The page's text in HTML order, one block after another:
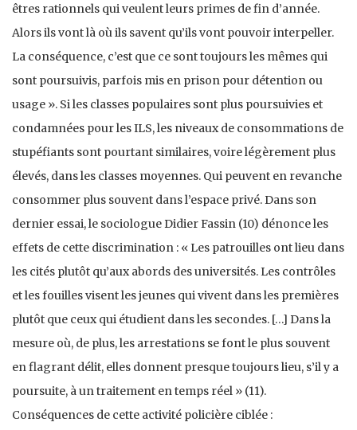
êtres rationnels qui veulent leurs primes de fin d’année.
Alors ils vont là où ils savent qu’ils vont pouvoir interpeller.
La conséquence, c’est que ce sont toujours les mêmes qui
sont poursuivis, parfois mis en prison pour détention ou
usage ». Si les classes populaires sont plus poursuivies et
condamnées pour les ILS, les niveaux de consommations de
stupéfiants sont pourtant similaires, voire légèrement plus
élevés, dans les classes moyennes. Qui peuvent en revanche
consommer plus souvent dans l’espace privé. Dans son
dernier essai, le sociologue Didier Fassin (10) dénonce les
effets de cette discrimination : « Les patrouilles ont lieu dans
les cités plutôt qu’aux abords des universités. Les contrôles
et les fouilles visent les jeunes qui vivent dans les premières
plutôt que ceux qui étudient dans les secondes. […] Dans la
mesure où, de plus, les arrestations se font le plus souvent
en flagrant délit, elles donnent presque toujours lieu, s’il y a
poursuite, à un traitement en temps réel » (11).
Conséquences de cette activité policière ciblée :